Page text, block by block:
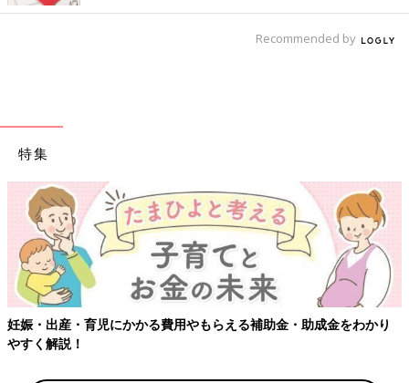
Recommended by
特集
妊娠・出産・育児にかかる費用やもらえる補助金・助成金をわかり
やすく解説！